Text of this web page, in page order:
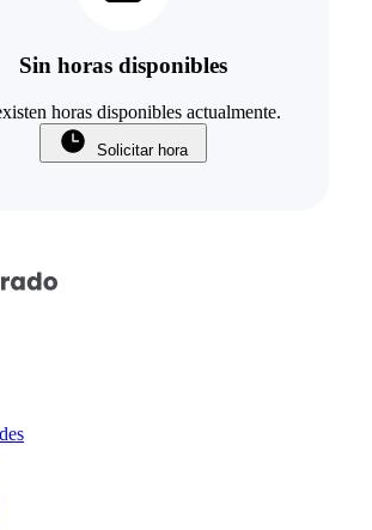
Sin horas disponibles
horas disponibles actualmente.
Solicitar hora